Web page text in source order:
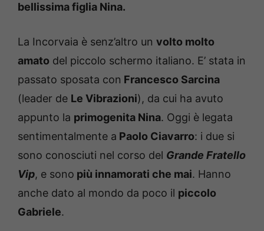
bellissima figlia Nina.
La Incorvaia è senz’altro un volto molto
amato del piccolo schermo italiano. E’ stata in
passato sposata con Francesco Sarcina
(leader de Le Vibrazioni), da cui ha avuto
appunto la primogenita Nina. Oggi è legata
sentimentalmente a Paolo Ciavarro: i due si
sono conosciuti nel corso del Grande Fratello
Vip, e sono più innamorati che mai. Hanno
anche dato al mondo da poco il piccolo
Gabriele.